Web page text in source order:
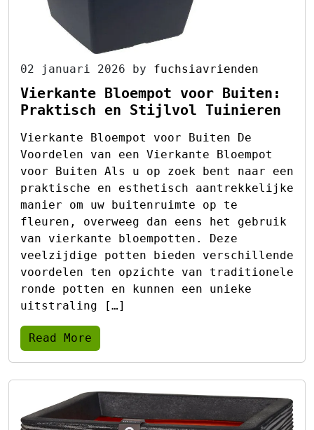
02 januari 2026 by fuchsiavrienden
Vierkante Bloempot voor Buiten:
Praktisch en Stijlvol Tuinieren
Vierkante Bloempot voor Buiten De
Voordelen van een Vierkante Bloempot
voor Buiten Als u op zoek bent naar een
praktische en esthetisch aantrekkelijke
manier om uw buitenruimte op te
fleuren, overweeg dan eens het gebruik
van vierkante bloempotten. Deze
veelzijdige potten bieden verschillende
voordelen ten opzichte van traditionele
ronde potten en kunnen een unieke
uitstraling […]
Read More